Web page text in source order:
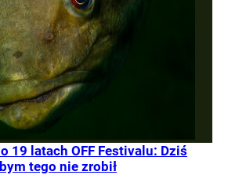
19 latach OFF Festivalu: Dziś
tego nie zrobił